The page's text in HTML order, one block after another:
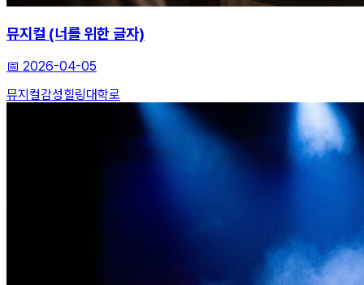
뮤지컬 (너를 위한 글자)
📅 2026-04-05
뮤지컬감성힐링대학로